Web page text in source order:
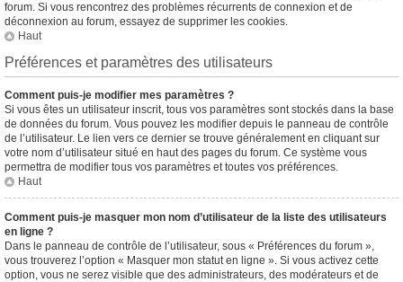
forum. Si vous rencontrez des problèmes récurrents de connexion et de
déconnexion au forum, essayez de supprimer les cookies.
Haut
Préférences et paramètres des utilisateurs
Comment puis-je modifier mes paramètres ?
Si vous êtes un utilisateur inscrit, tous vos paramètres sont stockés dans la base
de données du forum. Vous pouvez les modifier depuis le panneau de contrôle
de l’utilisateur. Le lien vers ce dernier se trouve généralement en cliquant sur
votre nom d’utilisateur situé en haut des pages du forum. Ce système vous
permettra de modifier tous vos paramètres et toutes vos préférences.
Haut
Comment puis-je masquer mon nom d’utilisateur de la liste des utilisateurs
en ligne ?
Dans le panneau de contrôle de l’utilisateur, sous « Préférences du forum »,
vous trouverez l’option « Masquer mon statut en ligne ». Si vous activez cette
option, vous ne serez visible que des administrateurs, des modérateurs et de